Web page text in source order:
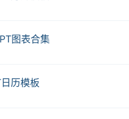
图表合集
历模板